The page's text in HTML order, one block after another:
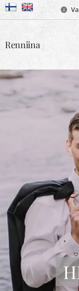
Renniina